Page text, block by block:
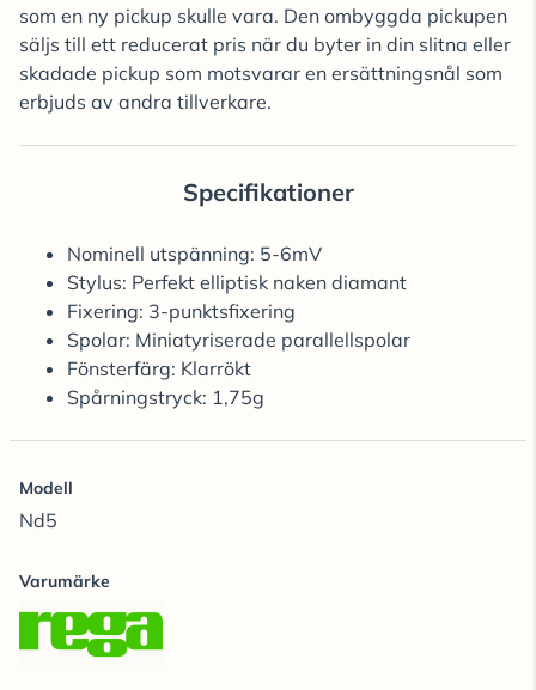
som en ny pickup skulle vara. Den ombyggda pickupen
säljs till ett reducerat pris när du byter in din slitna eller
skadade pickup som motsvarar en ersättningsnål som
erbjuds av andra tillverkare.
Specifikationer
Nominell utspänning: 5-6mV
Stylus: Perfekt elliptisk naken diamant
Fixering: 3-punktsfixering
Spolar: Miniatyriserade parallellspolar
Fönsterfärg: Klarrökt
Spårningstryck: 1,75g
Modell
Nd5
Varumärke